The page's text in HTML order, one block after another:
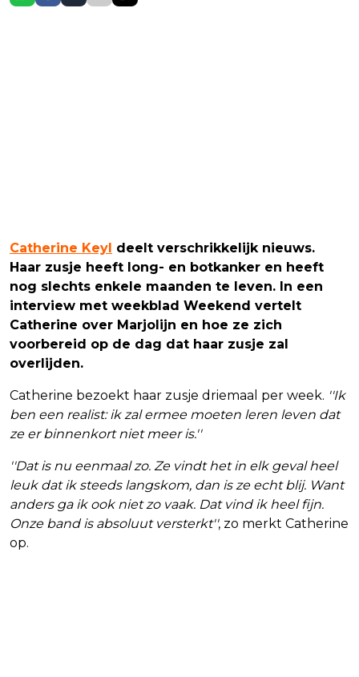
Catherine Keyl deelt verschrikkelijk nieuws.
Haar zusje heeft long- en botkanker en heeft
nog slechts enkele maanden te leven. In een
interview met weekblad Weekend vertelt
Catherine over Marjolijn en hoe ze zich
voorbereid op de dag dat haar zusje zal
overlijden.
Catherine bezoekt haar zusje driemaal per week. ''Ik
ben een realist: ik zal ermee moeten leren leven dat
ze er binnenkort niet meer is.''
''Dat is nu eenmaal zo. Ze vindt het in elk geval heel
leuk dat ik steeds langskom, dan is ze echt blij. Want
anders ga ik ook niet zo vaak. Dat vind ik heel fijn.
Onze band is absoluut versterkt'', zo merkt Catherine
op.